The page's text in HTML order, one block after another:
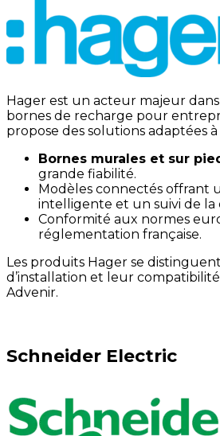
Hager est un acteur majeur
bornes de recharge pour
propose des solutions adaptées
Bornes murales et sur
grande fiabilité.
Modèles connectés offrant
intelligente et un suivi de la
Conformité aux normes
réglementation française.
Les produits Hager se
d’installation et leur compatibilité
Advenir.
Schneider Electric